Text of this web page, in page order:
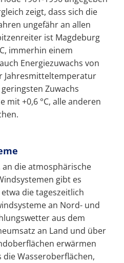
zeigt, dass sich die
ungefähr an allen
ist Magdeburg
immerhin einem
Energiezuwachs von
Jahresmitteltemperatur
Zuwachs
mit +0,6 °C, alle anderen
die atmosphärische
gibt es
die tageszeitlich
an Nord- und
aus dem
an Land und über
erwärmen
Wasseroberflächen,